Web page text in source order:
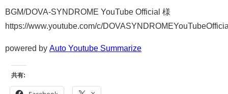
BGM/DOVA-SYNDROME YouTube Official 様
https://www.youtube.com/c/
powered by Auto Youtube Summarize
共有: